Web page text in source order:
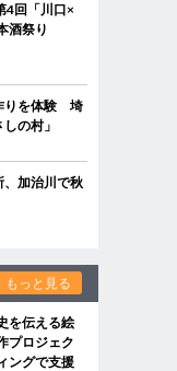
4回「川口×
酒祭り
りを体験 埼
の村」
、加治川で秋
もっと見る
を伝える絵
プロジェク
ングで支援